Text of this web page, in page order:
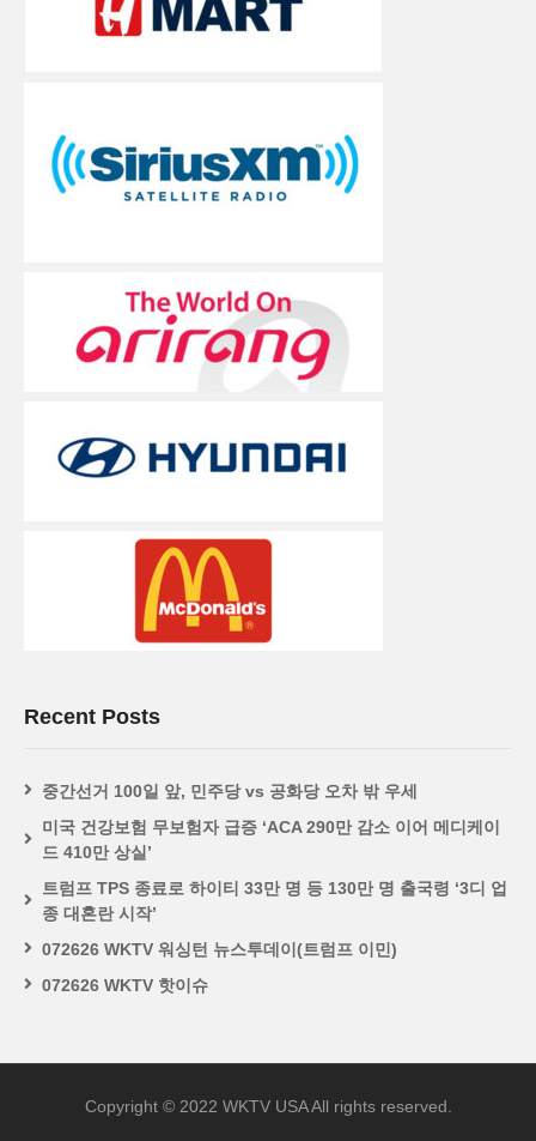
Recent Posts
중간선거 100일 앞, 민주당 vs 공화당 오차 밖 우세
미국 건강보험 무보험자 급증 ‘ACA 290만 감소 이어 메디케이
드 410만 상실’
트럼프 TPS 종료로 하이티 33만 명 등 130만 명 출국령 ‘3디 업
종 대혼란 시작’
072626 WKTV 워싱턴 뉴스투데이(트럼프 이민)
072626 WKTV 핫이슈
Copyright © 2022 WKTV USA All rights reserved.